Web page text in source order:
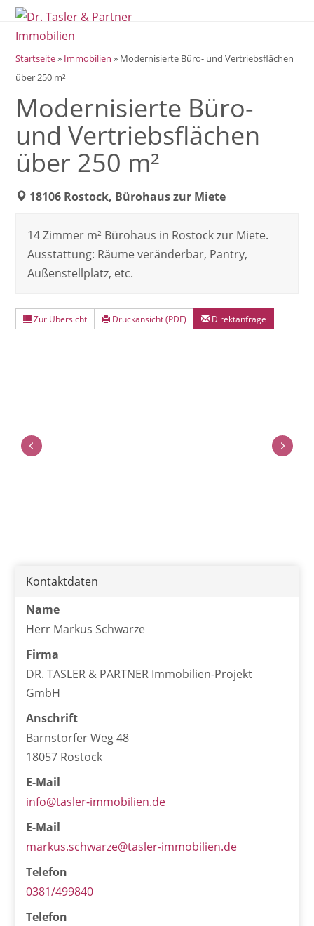
SkipOpen
mobile
menu
Close
mobile
menu
Startseite» Immobilien » Modernisierte Büro- und Vertriebsflächen
über 250 m²
Modernisierte Büro-
und Vertriebsflächen
über 250 m²
18106 Rostock, Bürohaus zur Miete
14 Zimmer m² Bürohaus in Rostock zur Miete.
Ausstattung: Räume veränderbar, Pantry,
Außenstellplatz, etc.
Zur Übersicht Druckansicht (PDF) Direktanfrage
Kontaktdaten
Name
Herr Markus Schwarze
Firma
DR. TASLER & PARTNER Immobilien-Projekt
GmbH
Anschrift
Barnstorfer Weg 48
18057 Rostock
E-Mail
info@tasler-immobilien.de
E-Mail
markus.schwarze@tasler-immobilien.de
Telefon
0381/499840
Telefon